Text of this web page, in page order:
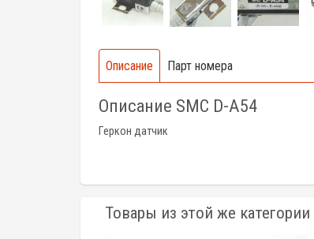
Описание Парт номера
Описание SMC D-A54
Геркон датчик
Товары из этой же категории